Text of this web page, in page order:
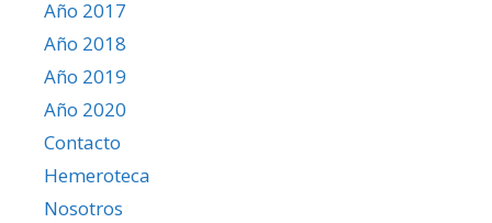
Año 2017
Año 2018
Año 2019
Año 2020
Contacto
Hemeroteca
Nosotros